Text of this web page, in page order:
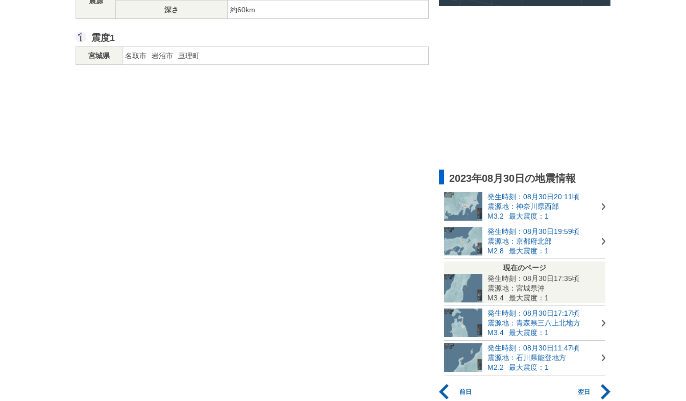
深さ
約60km
震度1
宮城県 名取市 岩沼市 亘理町
2023年08月30日の地震情報
発生時刻：08月30日20:11頃
震源地：神奈川県西部
M3.2
最大震度：1
発生時刻：08月30日19:59頃
震源地：京都府北部
M2.8
最大震度：1
現在のページ
発生時刻：08月30日17:35頃
震源地：宮城県沖
M3.4
最大震度：1
発生時刻：08月30日17:17頃
震源地：青森県三八上北地方
M3.4
最大震度：1
発生時刻：08月30日11:47頃
震源地：石川県能登地方
M2.2
最大震度：1
前日 翌日